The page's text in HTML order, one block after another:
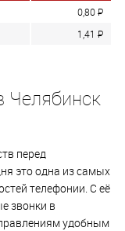
0,80P
1,41 P
Челябинск
перед
это одна из самых
телефонии. С её
звонки в
удобным